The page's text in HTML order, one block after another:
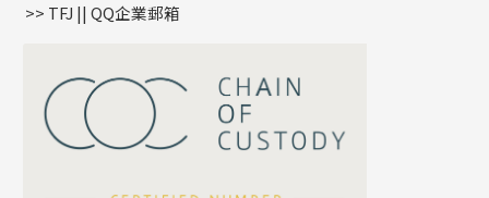
嘴唇鏈系列
S車花鏈系列
珍珠鏈系列
坦克鏈系列
滿天星鏈系列
星座吊墜
珠扣
>> TFJ || QQ企業郵箱